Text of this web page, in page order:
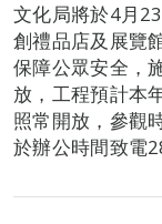
文化局將於4月
創禮品店及展覽
保障公眾安全，
放，工程預計本
照常開放，參觀
於辦公時間致電